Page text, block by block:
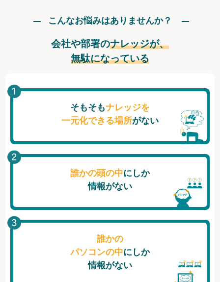
こんなお悩みはありませんか？
会社や部署のナレッジが、
無駄になっている
そもそもナレッジを
一元化できる場所がない
誰かの頭の中にしか
情報がない
誰かの
パソコンの中にしか
情報がない